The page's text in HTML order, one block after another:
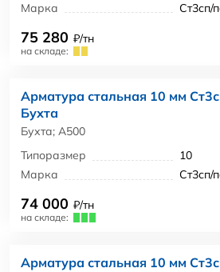
Марка
Ст3сп/
75 280 ₽/тн
на складе:
Арматура стальная 10 мм
Бухта
Бухта; А500
Типоразмер
10
Марка
Ст3сп/
74 000 ₽/тн
на складе:
Арматура стальная 10 мм